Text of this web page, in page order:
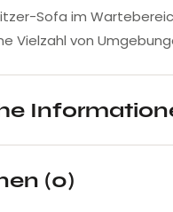
Sofa im
Vielzahl von
(0)